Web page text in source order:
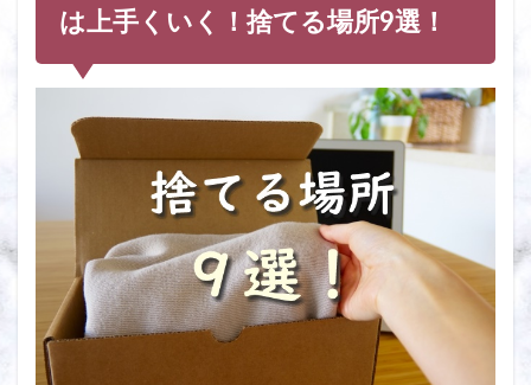
収ボ
スに
寄付
リに
出品
する
2.7
⑦ リ
は上手くいく！捨てる場所9選！